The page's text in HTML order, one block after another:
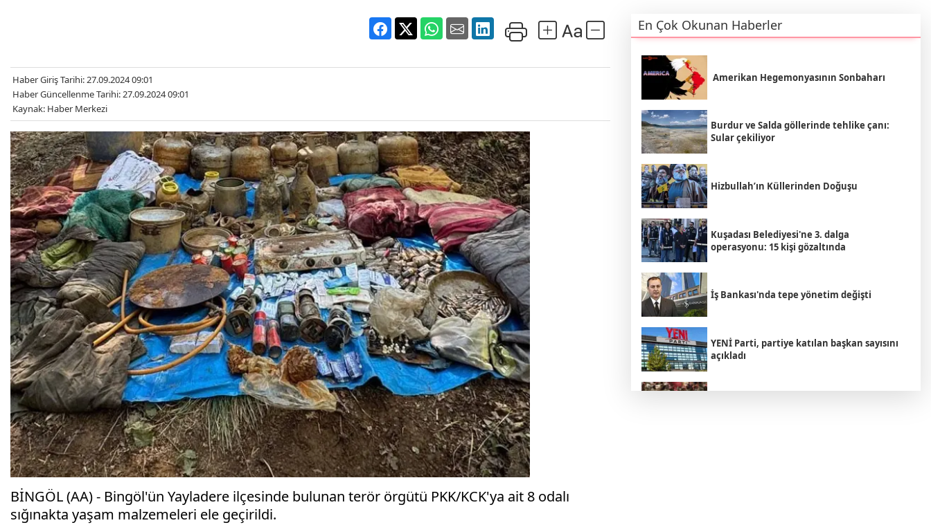
Haber Giriş Tarihi: 27.09.2024 09:01
Haber Güncellenme Tarihi: 27.09.2024 09:01
Kaynak: Haber Merkezi
BİNGÖL (AA) - Bingöl'ün Yayladere ilçesinde bulunan terör örgütü PKK/KCK'ya ait 8 odalı
sığınakta yaşam malzemeleri ele geçirildi.
En Çok Okunan Haberler
Amerikan Hegemonyasının Sonbaharı
Burdur ve Salda göllerinde tehlike çanı:
Sular çekiliyor
Hizbullah’ın Küllerinden Doğuşu
Kuşadası Belediyesi'ne 3. dalga
operasyonu: 15 kişi gözaltında
İş Bankası'nda tepe yönetim değişti
YENİ Parti, partiye katılan başkan sayısını
açıkladı